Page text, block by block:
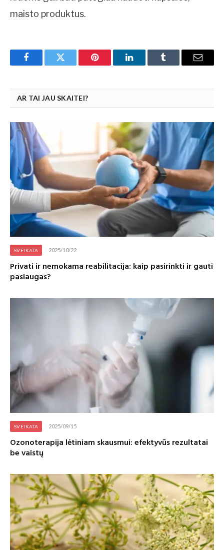
maisto produktus.
FacebookTwitter Pinterest LinkedInTumblr Email
AR TAI JAU SKAITEI?
SVEIKATA 2025/10/22
Privati ir nemokama reabilitacija: kaip pasirinkti ir gauti
paslaugas?
SVEIKATA 2025/09/15
Ozonoterapija lėtiniam skausmui: efektyvūs rezultatai
be vaistų